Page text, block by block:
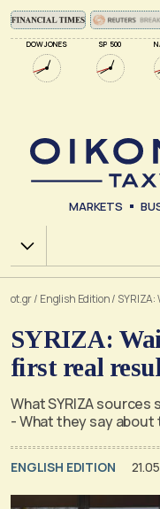
DOW JONES SP 500
MARKETS
Χ.Α.
ot.gr/ English Edition/
SYRIZA:
first real
What SYRIZA
- What they say
ENGLISH EDITION